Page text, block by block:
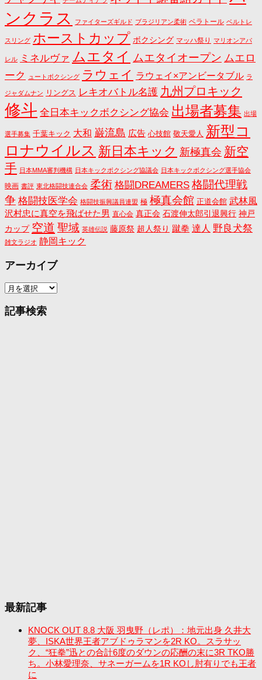
ンクラス
ファイターズギルド ブラジリアン柔術 ベラトール ベルトレ
スリング ホーストカップ ボクシング マッハ祭り マリオンアパ
レル ミネルヴァ ムエタイ ムエタイオープン ムエロ
ーク
ュートボクシング ラウェイ ラウェイ×アンビータブル ラ
ジャダムナン リングス レキオバトル名護 九州プロキック
修斗 全日本キックボクシング協会 出場者募集 出場
選手募集 千葉キック 大和 巌流島 広告 心技館 敬天愛人 新型コ
ロナウイルス 新日本キック 新極真会 新空
手 日本MMA審判機構 日本キックボクシング協議会 日本キックボクシング選手協会
映画 書評 東北格闘技連合会 柔術 格闘DREAMERS 格闘代理戦
争 格闘技医学会 格闘技振興議員連盟 極 極真会館 正道会館 武林風
沢村忠に真空を飛ばせた男 直心会 真正会 石渡伸太郎引退興行 神戸
カップ 空道 聖域 英雄伝説 藤原祭 超人祭り 蹴拳 達人 野良犬祭
雑文ラジオ 静岡キック
アーカイブ
ア
カ
記事検索
最新記事
KNOCK OUT 8.8 大阪 羽曳野（レポ）：地元出身 久井大
夢、ISKA世界王者アブドゥラマンを2R KO。スラサッ
ク、“狂拳”迅との合計6度のダウンの応酬の末に3R TKO勝
ち。小林愛理奈、サネーガームを1R KOし肘有りでも王者
に